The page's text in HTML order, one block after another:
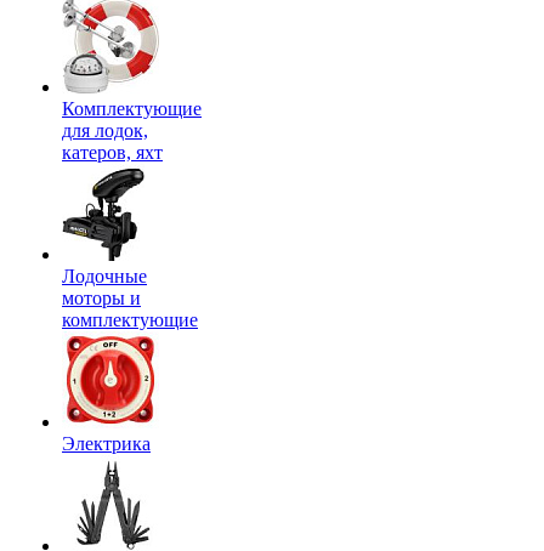
Комплектующие
для лодок,
катеров, яхт
Лодочные
моторы и
комплектующие
Электрика